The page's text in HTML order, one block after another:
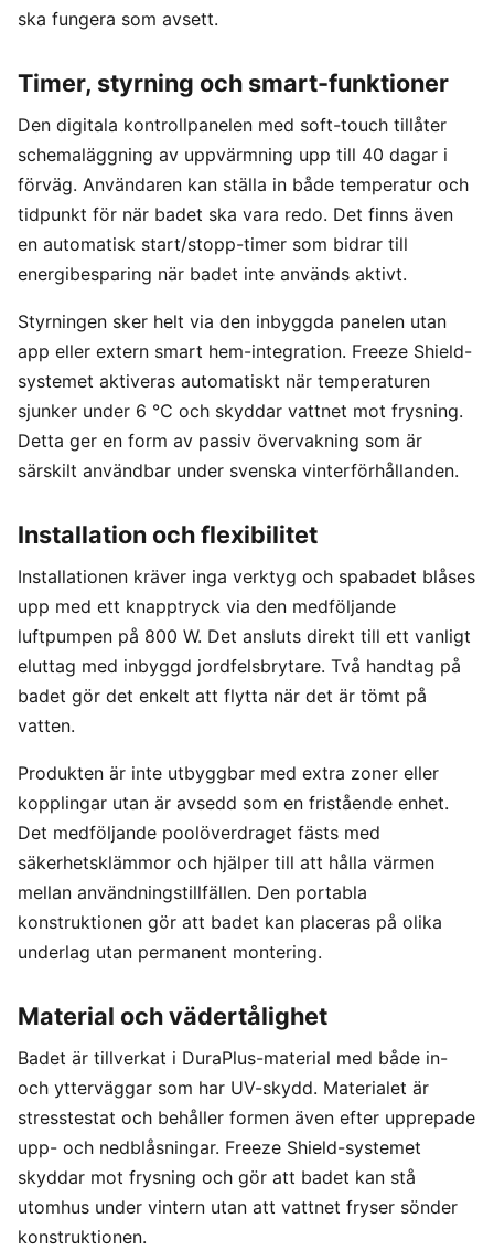
ska fungera som avsett.
Timer, styrning och smart-funktioner
Den digitala kontrollpanelen med soft-touch tillåter
schemaläggning av uppvärmning upp till 40 dagar i
förväg. Användaren kan ställa in både temperatur och
tidpunkt för när badet ska vara redo. Det finns även
en automatisk start/stopp-timer som bidrar till
energibesparing när badet inte används aktivt.
Styrningen sker helt via den inbyggda panelen utan
app eller extern smart hem-integration. Freeze Shield-
systemet aktiveras automatiskt när temperaturen
sjunker under 6 °C och skyddar vattnet mot frysning.
Detta ger en form av passiv övervakning som är
särskilt användbar under svenska vinterförhållanden.
Installation och flexibilitet
Installationen kräver inga verktyg och spabadet blåses
upp med ett knapptryck via den medföljande
luftpumpen på 800 W. Det ansluts direkt till ett vanligt
eluttag med inbyggd jordfelsbrytare. Två handtag på
badet gör det enkelt att flytta när det är tömt på
vatten.
Produkten är inte utbyggbar med extra zoner eller
kopplingar utan är avsedd som en fristående enhet.
Det medföljande poolöverdraget fästs med
säkerhetsklämmor och hjälper till att hålla värmen
mellan användningstillfällen. Den portabla
konstruktionen gör att badet kan placeras på olika
underlag utan permanent montering.
Material och vädertålighet
Badet är tillverkat i DuraPlus-material med både in-
och ytterväggar som har UV-skydd. Materialet är
stresstestat och behåller formen även efter upprepade
upp- och nedblåsningar. Freeze Shield-systemet
skyddar mot frysning och gör att badet kan stå
utomhus under vintern utan att vattnet fryser sönder
konstruktionen.